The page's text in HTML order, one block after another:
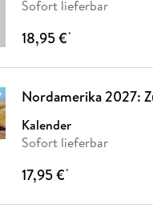
Sofort lieferbar
18,95 €*
Nordamerika 2027:
Kalender
Sofort lieferbar
17,95 €*